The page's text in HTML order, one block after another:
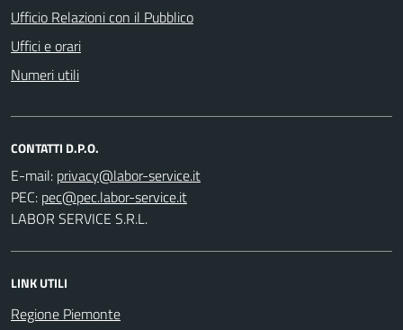
Ufficio Relazioni con il Pubblico
Uffici e orari
Numeri utili
CONTATTI D.P.O.
E-mail:
PEC:
LABOR SERVICE S.R.L.
LINK UTILI
Regione Piemonte